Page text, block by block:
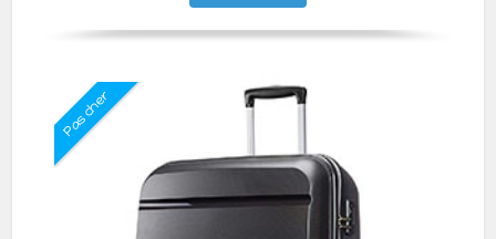
Pas cher